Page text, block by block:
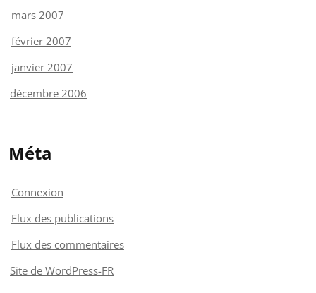
mars 2007
février 2007
janvier 2007
décembre 2006
Méta
Connexion
Flux des publications
Flux des commentaires
Site de WordPress-FR